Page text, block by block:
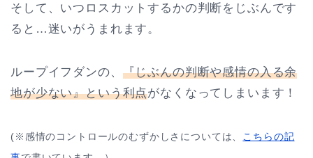
そして、いつロスカットするかの判断をじぶんです
ると…迷いがうまれます。
ループイフダンの、 『じぶんの判断や感情の入る余
地が少ない』という利点がなくなってしまいます！
(※感情のコントロールのむずかしさについては、
こちらの記